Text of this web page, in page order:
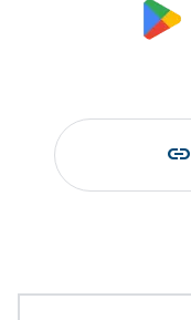
link